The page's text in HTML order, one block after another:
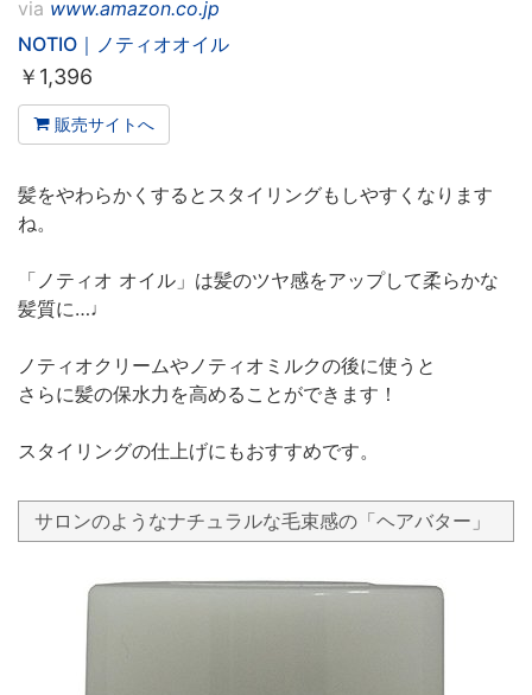
via www.amazon.co.jp
NOTIO｜ノティオオイル
￥ 1,396
販売サイトへ
髪をやわらかくするとスタイリングもしやすくなります
ね。
「ノティオ オイル」は髪のツヤ感をアップして柔らかな
髪質に…♩
ノティオクリームやノティオミルクの後に使うと
さらに髪の保水力を高めることができます！
スタイリングの仕上げにもおすすめです。
サロンのようなナチュラルな毛束感の「ヘアバター」